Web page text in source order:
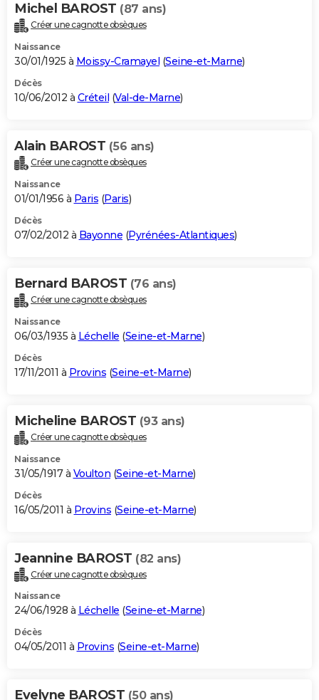
Michel BAROST (87 ans)
Créer une cagnotte obsèques
Naissance
30/01/1925 à Moissy-Cramayel (Seine-et-Marne)
Décès
10/06/2012 à Créteil (Val-de-Marne)
Alain BAROST (56 ans)
Créer une cagnotte obsèques
Naissance
01/01/1956 à Paris (Paris)
Décès
07/02/2012 à Bayonne (Pyrénées-Atlantiques)
Bernard BAROST (76 ans)
Créer une cagnotte obsèques
Naissance
06/03/1935 à Léchelle (Seine-et-Marne)
Décès
17/11/2011 à Provins (Seine-et-Marne)
Micheline BAROST (93 ans)
Créer une cagnotte obsèques
Naissance
31/05/1917 à Voulton (Seine-et-Marne)
Décès
16/05/2011 à Provins (Seine-et-Marne)
Jeannine BAROST (82 ans)
Créer une cagnotte obsèques
Naissance
24/06/1928 à Léchelle (Seine-et-Marne)
Décès
04/05/2011 à Provins (Seine-et-Marne)
Evelyne BAROST (50 ans)